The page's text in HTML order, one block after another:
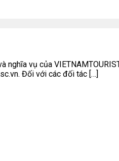
nghĩa vụ của
Đối với các đối tác […]